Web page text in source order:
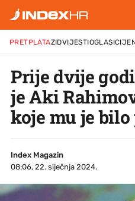
PRETPLATAZIDVIJESTIOGLASI
Prije dvije
je Aki
koje mu je
Index Magazin
08:06, 22. siječnja 2024.